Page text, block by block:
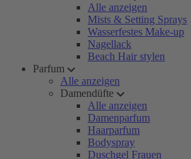
Alle anzeigen
Mists & Setting Sprays
Wasserfestes Make-up
Nagellack
Beach Hair stylen
Parfum
Alle anzeigen
Damendüfte
Alle anzeigen
Damenparfum
Haarparfum
Bodyspray
Duschgel Frauen